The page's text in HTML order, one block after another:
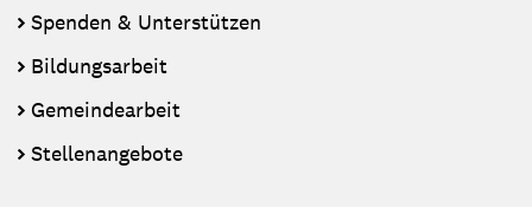
Spenden & Unterstützen
Bildungsarbeit
Gemeindearbeit
Stellenangebote